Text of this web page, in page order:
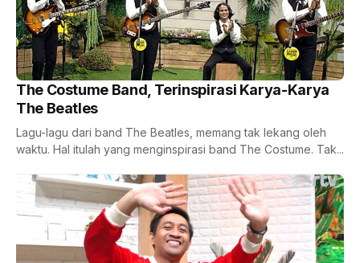
The Costume Band, Terinspirasi Karya-Karya
The Beatles
Lagu-lagu dari band The Beatles, memang tak lekang oleh
waktu. Hal itulah yang menginspirasi band The Costume. Tak...